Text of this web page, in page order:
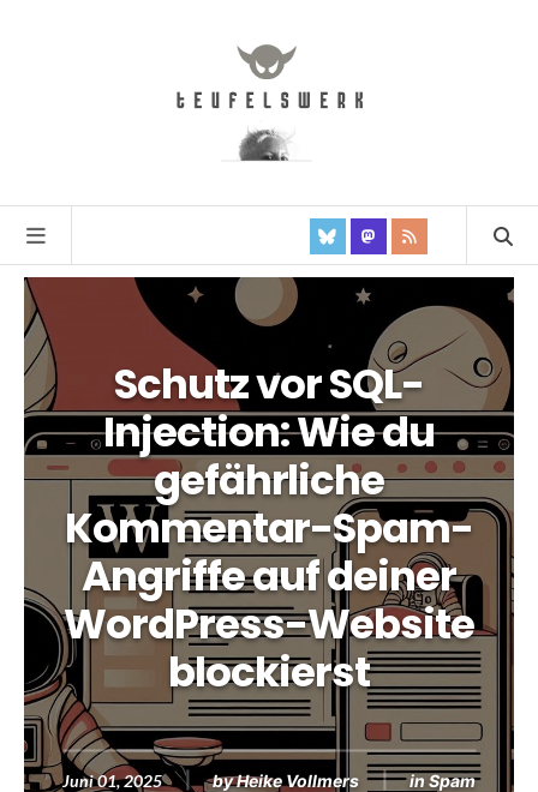
Schutz vor SQL-
Injection: Wie du
gefährliche
Kommentar-Spam-
Angriffe auf deiner
WordPress-Website
blockierst
Juni 01, 2025 byHeike Vollmers inSpam